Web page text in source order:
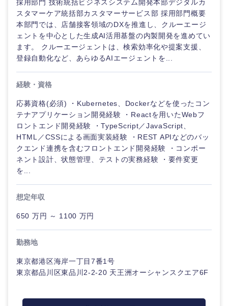
九州・沖縄
福岡県 佐賀県
鹿児島県 沖縄県
採用部門 技術統括ビジネスシステム開発本部デジタルカ
スタマーケア統括部カスタマーサービス部 採用部門概要
本部門では、店舗接客領域のDXを推進し、クルーエージ
ェントを中心とした生成AI活用基盤の内製開発を進めてい
ます。 クルーエージェントは、検索効率化や提案支援、
登録自動化など、あらゆるAIエージェントを...
経験・資格
応募資格(必須) ・Kubernetes、Dockerなどを使ったコン
テナアプリケーション開発経験 ・Reactを用いたWebフ
ロントエンド開発経験 ・TypeScript／JavaScript、
HTML／CSSによる画面実装経験 ・REST APIなどのバッ
クエンド連携を含むフロントエンド開発経験 ・コンポー
ネント設計、状態管理、テストの実務経験 ・要件変更
を...
想定年収
650 万円 ～ 1100 万円
勤務地
東京都港区海岸一丁目7番1号
東京都品川区東品川2-2-20 天王洲オーシャンスクエア6F